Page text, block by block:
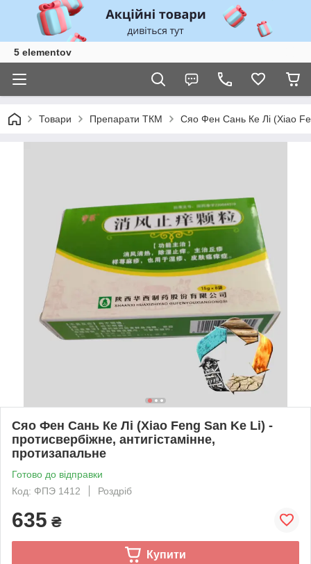
5 elementov
Товари Препарати ТКМ Сяо Фен Сань Ке Лі (Xiao
Сяо Фен Сань Ке Лі (Xiao Feng San Ke Li) -
протисвербіжне, антигістамінне,
протизапальне
Готово до відправки
Код: ФПЭ 1412
Роздріб
635 ₴
Купити